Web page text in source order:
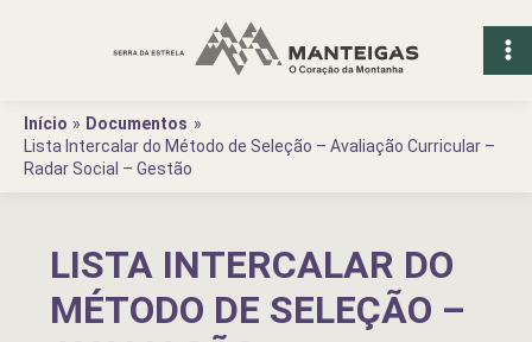
Início
Documentos
Lista Intercalar do Método de Seleção – Avaliação Curricular –
Radar Social – Gestão
LISTA INTERCALAR DO
MÉTODO DE SELEÇÃO –